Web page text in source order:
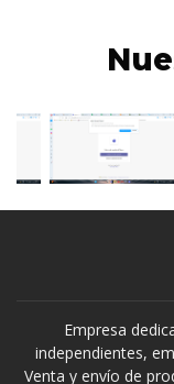
Empresa
independientes,
Venta y envío de